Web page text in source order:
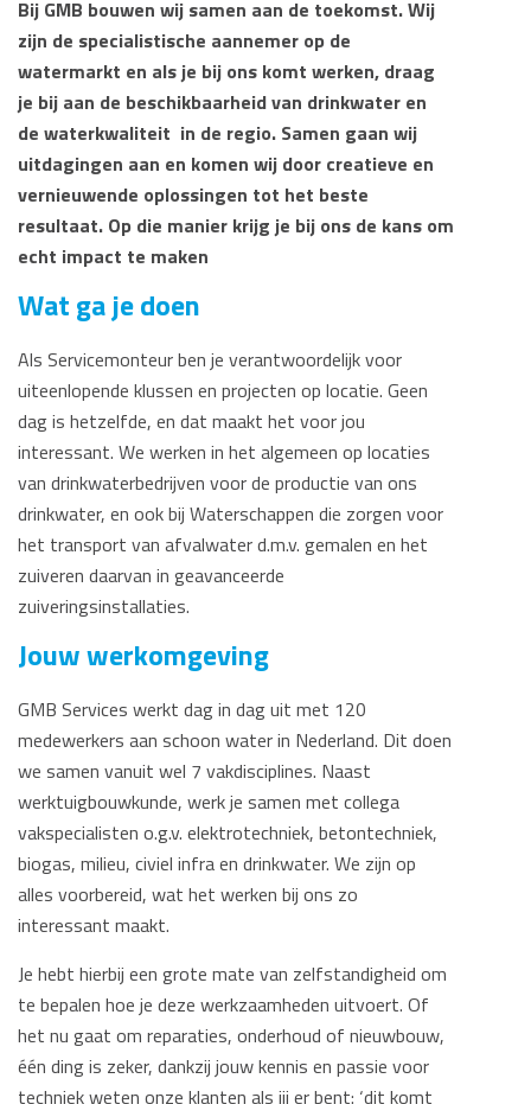
Bij GMB bouwen wij samen aan de toekomst. Wij
zijn de specialistische aannemer op de
watermarkt en als je bij ons komt werken, draag
je bij aan de beschikbaarheid van drinkwater en
de waterkwaliteit in de regio. Samen gaan wij
uitdagingen aan en komen wij door creatieve en
vernieuwende oplossingen tot het beste
resultaat. Op die manier krijg je bij ons de kans om
echt impact te maken
Wat ga je doen
Als Servicemonteur ben je verantwoordelijk voor
uiteenlopende klussen en projecten op locatie. Geen
dag is hetzelfde, en dat maakt het voor jou
interessant. We werken in het algemeen op locaties
van drinkwaterbedrijven voor de productie van ons
drinkwater, en ook bij Waterschappen die zorgen voor
het transport van afvalwater d.m.v. gemalen en het
zuiveren daarvan in geavanceerde
zuiveringsinstallaties.
Jouw werkomgeving
GMB Services werkt dag in dag uit met 120
medewerkers aan schoon water in Nederland. Dit doen
we samen vanuit wel 7 vakdisciplines. Naast
werktuigbouwkunde, werk je samen met collega
vakspecialisten o.g.v. elektrotechniek, betontechniek,
biogas, milieu, civiel infra en drinkwater. We zijn op
alles voorbereid, wat het werken bij ons zo
interessant maakt.
Je hebt hierbij een grote mate van zelfstandigheid om
te bepalen hoe je deze werkzaamheden uitvoert. Of
het nu gaat om reparaties, onderhoud of nieuwbouw,
één ding is zeker, dankzij jouw kennis en passie voor
techniek weten onze klanten als jij er bent: ‘dit komt